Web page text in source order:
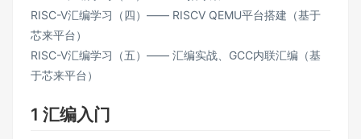
RISC-V汇编学习（四）—— RISCV QEMU平台搭建（基于
芯来平台）
RISC-V汇编学习（五）—— 汇编实战、GCC内联汇编（基
于芯来平台）
1 汇编入门